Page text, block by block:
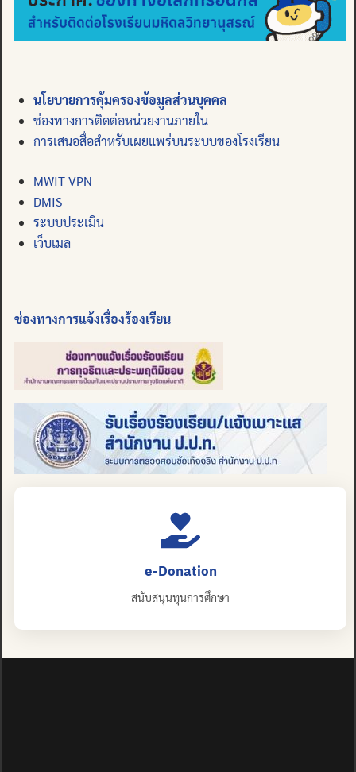
นโยบายการคุ้มครองข้อมูลส่วนบุคคล
ช่องทางการติดต่อหน่วยงานภายใน
การเสนอสื่อสำหรับเผยแพร่บนระบบของโรงเรียน
MWIT VPN
DMIS
ระบบประเมิน
เว็บเมล
ช่องทางการแจ้งเรื่องร้องเรียน
e-Donation
สนับสนุนทุนการศึกษา